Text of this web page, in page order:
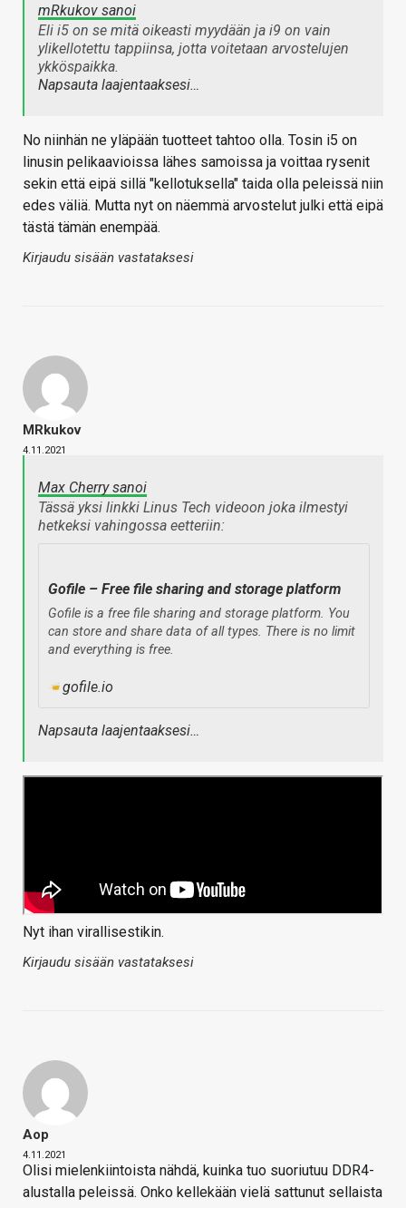
mRkukov sanoi
Eli i5 on se mitä oikeasti myydään ja i9 on vain
ylikellotettu tappiinsa, jotta voitetaan arvostelujen
ykköspaikka.
Napsauta laajentaaksesi…
No niinhän ne yläpään tuotteet tahtoo olla. Tosin i5 on
linusin pelikaavioissa lähes samoissa ja voittaa rysenit
sekin että eipä sillä "kellotuksella" taida olla peleissä niin
edes väliä. Mutta nyt on näemmä arvostelut julki että eipä
tästä tämän enempää.
Kirjaudu sisään vastataksesi
MRkukov
4.11.2021
Max Cherry sanoi
Tässä yksi linkki Linus Tech videoon joka ilmestyi
hetkeksi vahingossa eetteriin:
Gofile – Free file sharing and storage platform
Gofile is a free file sharing and storage platform. You
can store and share data of all types. There is no limit
and everything is free.
gofile.io
Napsauta laajentaaksesi…
Nyt ihan virallisestikin.
Kirjaudu sisään vastataksesi
Aop
4.11.2021
Olisi mielenkiintoista nähdä, kuinka tuo suoriutuu DDR4-
alustalla peleissä. Onko kellekään vielä sattunut sellaista